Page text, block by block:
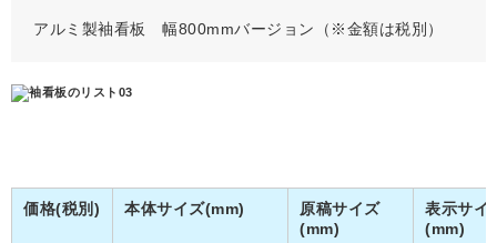
アルミ製袖看板 幅800mmバージョン（※金額は税別）
価格(税別) 本体サイズ(mm)
原稿サイズ
(mm)
表示サイ
(mm)